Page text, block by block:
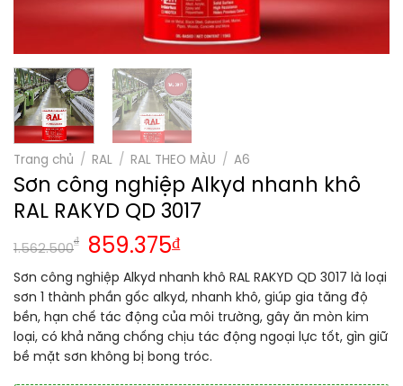
Trang chủ / RAL / RAL THEO MÀU / A6
Sơn công nghiệp Alkyd nhanh khô
RAL RAKYD QD 3017
1.562.500
₫ 859.375₫
Sơn công nghiệp Alkyd nhanh khô RAL RAKYD QD 3017 là loại
sơn 1 thành phần gốc alkyd, nhanh khô, giúp gia tăng độ
bền, hạn chế tác động của môi trường, gây ăn mòn kim
loại, có khả năng chống chịu tác động ngoại lực tốt, gìn giữ
bề mặt sơn không bị bong tróc.